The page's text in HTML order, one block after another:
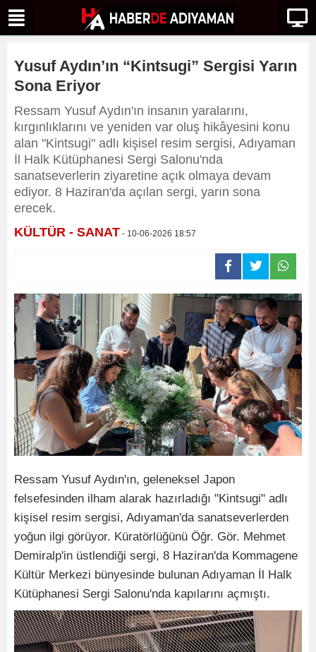
Yusuf Aydın’ın “Kintsugi” Sergisi Yarın
Sona Eriyor
Ressam Yusuf Aydın'ın insanın yaralarını,
kırgınlıklarını ve yeniden var oluş hikâyesini konu
alan "Kintsugi" adlı kişisel resim sergisi, Adıyaman
İl Halk Kütüphanesi Sergi Salonu'nda
sanatseverlerin ziyaretine açık olmaya devam
ediyor. 8 Haziran'da açılan sergi, yarın sona
erecek.
KÜLTÜR - SANAT - 10-06-2026 18:57
Ressam Yusuf Aydın'ın, geleneksel Japon
felsefesinden ilham alarak hazırladığı "Kintsugi" adlı
kişisel resim sergisi, Adıyaman'da sanatseverlerden
yoğun ilgi görüyor. Küratörlüğünü Öğr. Gör. Mehmet
Demiralp'in üstlendiği sergi, 8 Haziran'da Kommagene
Kültür Merkezi bünyesinde bulunan Adıyaman İl Halk
Kütüphanesi Sergi Salonu'nda kapılarını açmıştı.